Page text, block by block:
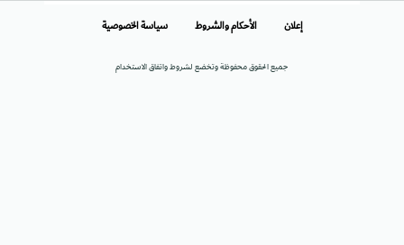
جميع الحقوق محفوظة وتخضع لشروط واتفاق الاستخدام
إعلان الأحكام والشروط سياسة الخصوصية